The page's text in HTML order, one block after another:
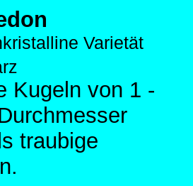
Varietät
Kugeln von 1 -
traubige